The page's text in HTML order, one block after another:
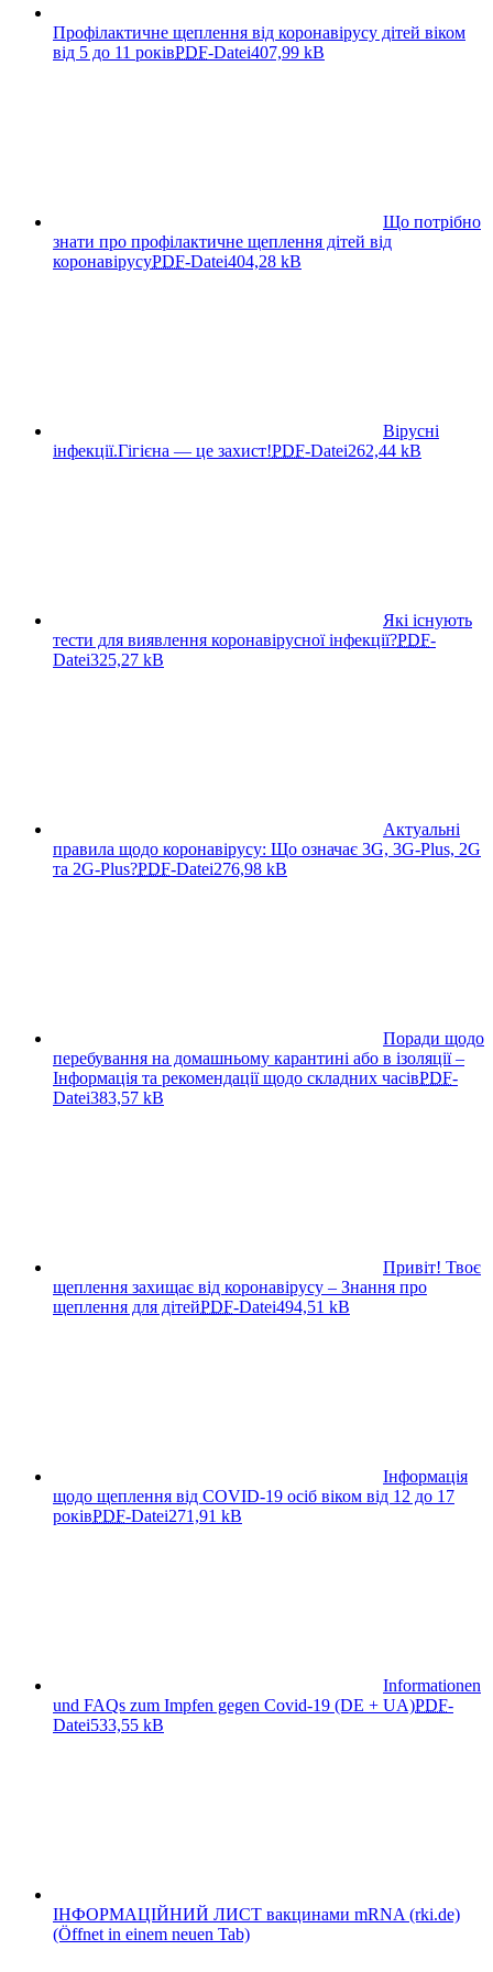
Профілактичне щеплення від коронавірусу дітей віком
від 5 до 11 роківPDF-Datei407,99 kB
Що потрібно
знати про профілактичне щеплення дітей від
коронавірусуPDF-Datei404,28 kB
Вірусні
інфекції.Гігієна — це захист!PDF-Datei262,44 kB
Які існують
тести для виявлення коронавірусної інфекції?PDF-
Datei325,27 kB
Актуальні
правила щодо коронавірусу: Що означає 3G, 3G-Plus, 2G
та 2G-Plus?PDF-Datei276,98 kB
Поради щодо
перебування на домашньому карантині або в ізоляції –
Інформація та рекомендації щодо складних часівPDF-
Datei383,57 kB
Привіт! Твоє
щеплення захищає від коронавірусу – Знання про
щеплення для дітейPDF-Datei494,51 kB
Інформація
щодо щеплення від COVID-19 осіб віком від 12 до 17
роківPDF-Datei271,91 kB
Informationen
und FAQs zum Impfen gegen Covid-19 (DE + UA)PDF-
Datei533,55 kB
ІНФОРМАЦІЙНИЙ ЛИСТ вакцинами mRNA (rki.de)
(Öffnet in einem neuen Tab)